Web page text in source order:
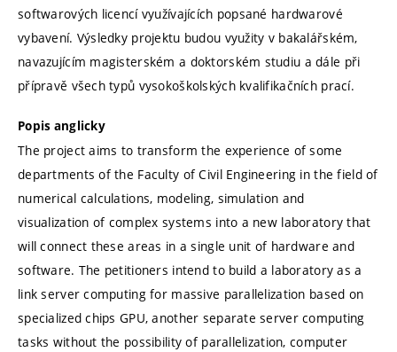
softwarových licencí využívajících popsané hardwarové
vybavení. Výsledky projektu budou využity v bakalářském,
navazujícím magisterském a doktorském studiu a dále při
přípravě všech typů vysokoškolských kvalifikačních prací.
Popis anglicky
The project aims to transform the experience of some
departments of the Faculty of Civil Engineering in the field of
numerical calculations, modeling, simulation and
visualization of complex systems into a new laboratory that
will connect these areas in a single unit of hardware and
software. The petitioners intend to build a laboratory as a
link server computing for massive parallelization based on
specialized chips GPU, another separate server computing
tasks without the possibility of parallelization, computer